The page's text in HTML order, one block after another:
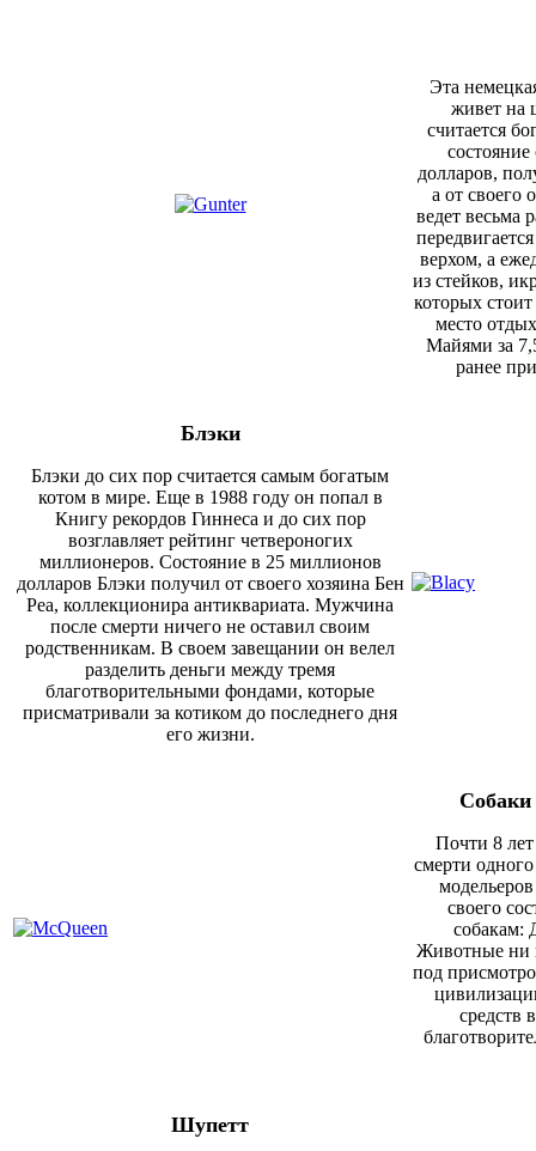
Эта
живет на
считается
долларов,
а от своего
ведет весьма
верхом, а
из стейков,
которых
место
Майями за
ранее
Блэки
Блэки до сих пор считается самым богатым
котом в мире. Еще в 1988 году он попал в
Книгурекордов Гиннеса и до сих пор
возглавляет рейтинг четвероногих
миллионеров. Состояние в 25 миллионов
долларов Блэки получил от своего хозяина Бен
Реа, коллекционира антиквариата. Мужчина
после смерти ничего не оставил своим
родственникам. В своем завещании он велел
разделить деньги между тремя
благотворительными фондами, которые
присматривали за котиком до последнего дня
его жизни.
Почти 8 лет
смерти
своего
собакам:
Животные ни
под
средств
Шупетт